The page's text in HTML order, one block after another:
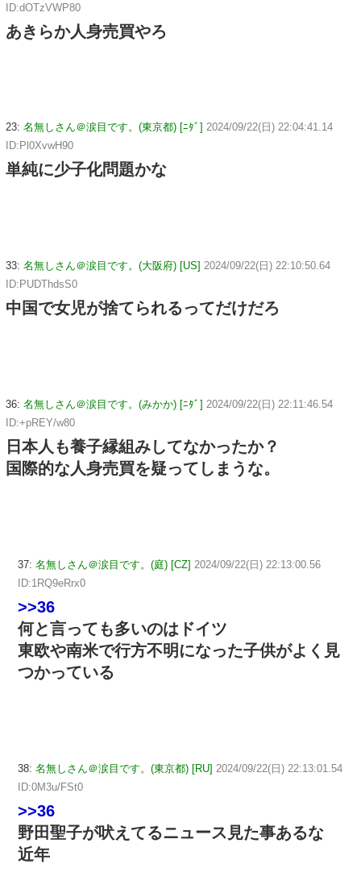
ID:dOTzVWP80
あきらか人身売買やろ
23: 名無しさん＠涙目です。(東京都) [ﾆﾀﾞ] 2024/09/22(日) 22:04:41.14
ID:Pl0XvwH90
単純に少子化問題かな
33: 名無しさん＠涙目です。(大阪府) [US] 2024/09/22(日) 22:10:50.64
ID:PUDThdsS0
中国で女児が捨てられるってだけだろ
36: 名無しさん＠涙目です。(みかか) [ﾆﾀﾞ] 2024/09/22(日) 22:11:46.54
ID:+pREY/w80
日本人も養子縁組みしてなかったか？
国際的な人身売買を疑ってしまうな。
37: 名無しさん＠涙目です。(庭) [CZ] 2024/09/22(日) 22:13:00.56
ID:1RQ9eRrx0
>>36
何と言っても多いのはドイツ
東欧や南米で行方不明になった子供がよく見
つかっている
38: 名無しさん＠涙目です。(東京都) [RU] 2024/09/22(日) 22:13:01.54
ID:0M3u/FSt0
>>36
野田聖子が吠えてるニュース見た事あるな
近年